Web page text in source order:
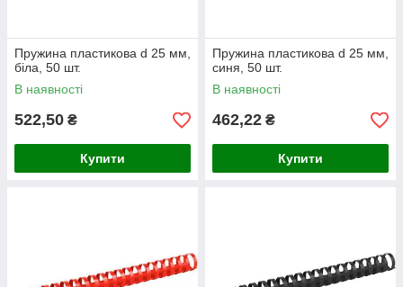
Пружина пластикова d 25 мм,
біла, 50 шт.
В наявності
522,50 ₴
Купити
Пружина пластикова d 25 мм,
синя, 50 шт.
В наявності
462,22 ₴
Купити